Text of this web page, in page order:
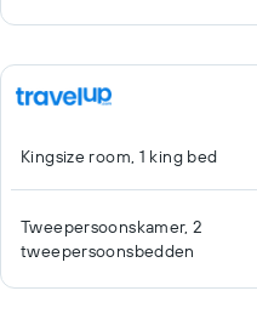
Kingsize room, 1 king bed
Tweepersoonskamer, 2
tweepersoonsbedden